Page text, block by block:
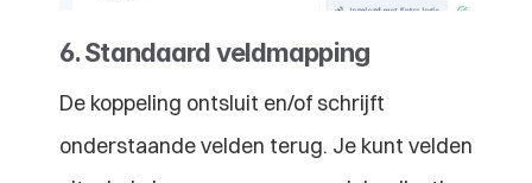
6. Standaard veldmapping
De koppeling ontsluit en/of schrijft
onderstaande velden terug. Je kunt velden